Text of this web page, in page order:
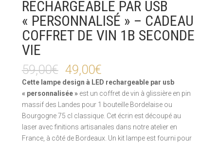
RECHARGEABLE PAR USB
« PERSONNALISÉ » – CADEAU
COFFRET DE VIN 1B SECONDE
VIE
59,00€ 49,00€
Cette lampe design à LED rechargeable par usb
« personnalisée »est un coffret de vin à glissière en pin
massif des Landes pour 1 bouteille Bordelaise ou
Bourgogne 75 cl classique. Cet écrin est découpé au
laser avec finitions artisanales dans notre atelier en
France, à côté de Bordeaux. Un kit lampe est fourni pour